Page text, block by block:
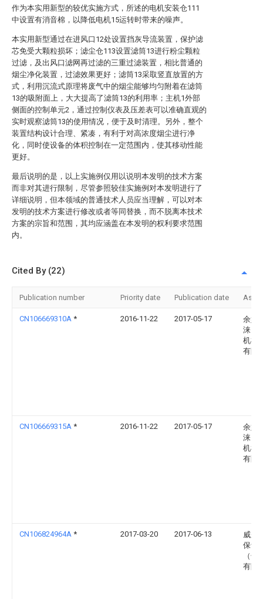
作为本实用新型的较优实施方式，所述的电机安装仓111
中设置有消音棉，以降低电机15运转时带来的噪声。
本实用新型通过在进风口12处设置挡灰导流装置，保护滤
芯免受大颗粒损坏；滤尘仓113设置滤筒13进行粉尘颗粒
过滤，及出风口滤网再过滤的三重过滤装置，相比普通的
烟尘净化装置，过滤效果更好；滤筒13采取竖直放置的方
式，利用沉流式原理将废气中的烟尘能够均匀附着在滤筒
13的吸附面上，大大提高了滤筒13的利用率；主机1外部
侧面的控制单元2，通过控制仪表及压差表可以准确直观的
实时观察滤筒13的使用情况，便于及时清理。另外，整个
装置结构设计合理、紧凑，有利于对高浓度烟尘进行净
化，同时使设备的体积控制在一定范围内，使其移动性能
更好。
最后说明的是，以上实施例仅用以说明本发明的技术方案
而非对其进行限制，尽管参照较佳实施例对本发明进行了
详细说明，但本领域的普通技术人员应当理解，可以对本
发明的技术方案进行修改或者等同替换，而不脱离本技术
方案的宗旨和范围，其均应涵盖在本发明的权利要求范围
内。
Cited By (22)
Publication number Priority date Publication date
CN106669310A * 2016-11-22 2017-05-17
余姚
涞自
机械
有限
CN106669315A * 2016-11-22 2017-05-17
余姚
涞自
机械
有限
CN106824964A * 2017-03-20 2017-06-13
威尔
保设
（长
有限